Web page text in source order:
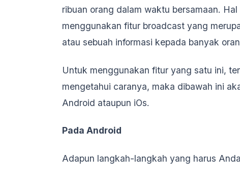
ribuan orang dalam waktu bersamaan.
menggunakan fitur broadcast yang
atau sebuah informasi kepada banyak
Untuk menggunakan fitur yang satu ini,
mengetahui caranya, maka dibawah ini
Android ataupun iOs.
Pada Android
Adapun langkah-langkah yang harus